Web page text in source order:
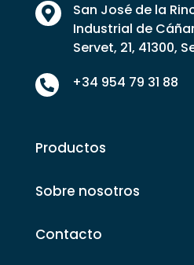

San José de la
Industrial de
Servet, 21, 41300,
 +34 954 79 31 88
Productos
Sobre nosotros
Contacto